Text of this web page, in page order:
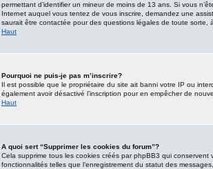
permettant d’identifier un mineur de moins de 13 ans. Si vous
Internet auquel vous tentez de vous inscrire, demandez une
saurait être contactée pour des questions légales de toute sorte,
Haut
Pourquoi ne puis-je pas m’inscrire?
Il est possible que le propriétaire du site ait banni votre IP ou
également avoir désactivé l’inscription pour en empêcher de
Haut
A quoi sert “Supprimer les cookies du forum”?
Cela supprime tous les cookies créés par phpBB3 qui
fonctionnalités telles que l’enregistrement du statut des